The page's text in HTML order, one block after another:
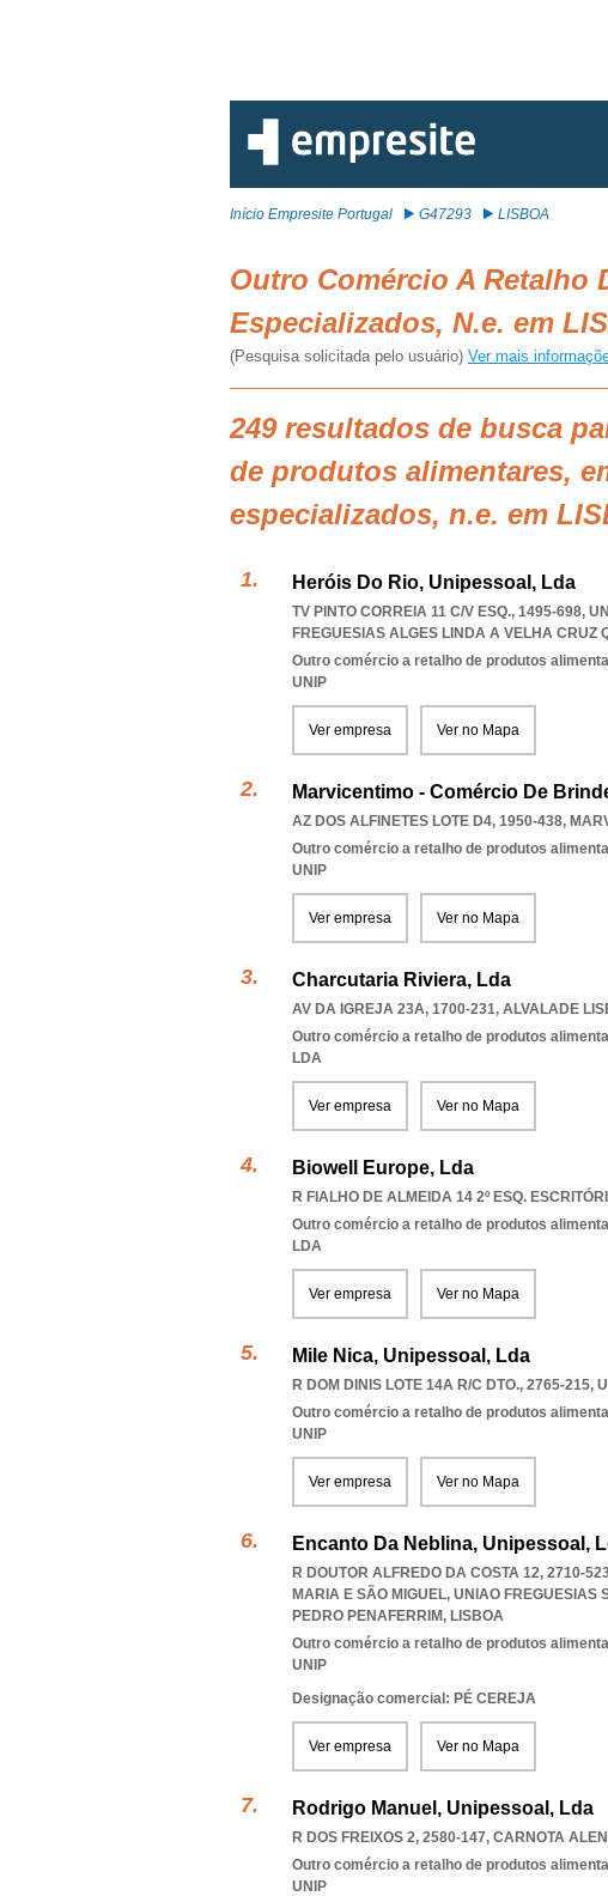
Início Empresite Portugal G47293 LISBOA
Outro Comércio A Retalho
Especializados, N.e. em
(Pesquisa solicitada pelo usuário) Ver mais
249 resultados de busca
de produtos alimentares,
especializados, n.e. em
Heróis Do Rio, Unipessoal, Lda
TV PINTO CORREIA 11 C/V ESQ., 1495-698,
FREGUESIAS ALGES LINDA A VELHA CRUZ
Outro comércio a retalho de produtos
UNIP
Ver empresa Ver no Mapa
Marvicentimo - Comércio De
AZ DOS ALFINETES LOTE D4, 1950-438,
Outro comércio a retalho de produtos
UNIP
Ver empresa Ver no Mapa
Charcutaria Riviera, Lda
AV DA IGREJA 23A, 1700-231, ALVALADE
Outro comércio a retalho de produtos
LDA
Ver empresa Ver no Mapa
Biowell Europe, Lda
R FIALHO DE ALMEIDA 14 2º ESQ.
Outro comércio a retalho de produtos
LDA
Ver empresa Ver no Mapa
Mile Nica, Unipessoal, Lda
R DOM DINIS LOTE 14A R/C DTO., 2765-215,
Outro comércio a retalho de produtos
UNIP
Ver empresa Ver no Mapa
Encanto Da Neblina, Unipessoal,
R DOUTOR ALFREDO DA COSTA 12, 2710-
MARIA E SÃO MIGUEL, UNIAO FREGUESIAS
PEDRO PENAFERRIM, LISBOA
Outro comércio a retalho de produtos
UNIP
Designação comercial: PÉ CEREJA
Ver empresa Ver no Mapa
Rodrigo Manuel, Unipessoal, Lda
R DOS FREIXOS 2, 2580-147, CARNOTA
Outro comércio a retalho de produtos
UNIP